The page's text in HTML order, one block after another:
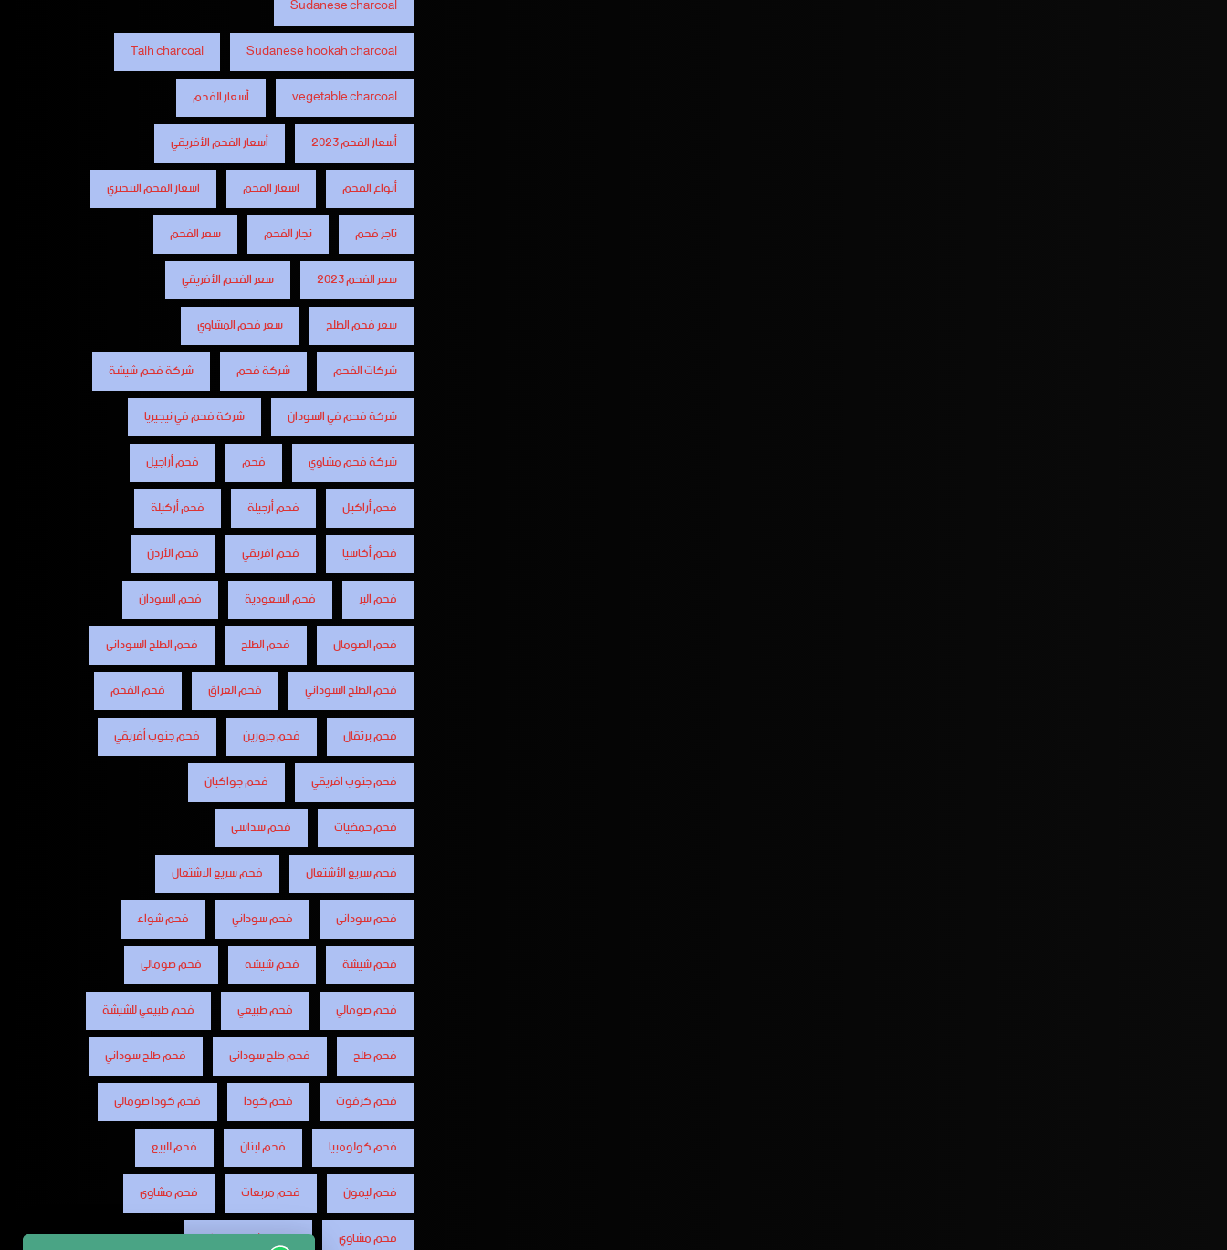
Sudanese charcoal
Sudanese hookah charcoal
Talh charcoal
vegetable charcoal
أسعار الفحم
أسعار الفحم 2023
أسعار الفحم الأفريقي
أنواع الفحم
اسعار الفحم
اسعار الفحم النيجيري
تاجر فحم
تجار الفحم
سعر الفحم
سعر الفحم 2023
سعر الفحم الأفريقي
سعر فحم الطلح
سعر فحم المشاوي
شركات الفحم
شركة فحم
شركة فحم شيشة
شركة فحم في السودان
شركة فحم في نيجيريا
شركة فحم مشاوي
فحم
فحم أراجيل
فحم أراكيل
فحم أرجيلة
فحم أركيلة
فحم أكاسيا
فحم افريقي
فحم الأردن
فحم البر
فحم السعودية
فحم السودان
فحم الصومال
فحم الطلح
فحم الطلح السودانى
فحم الطلح السوداني
فحم العراق
فحم الفحم
فحم برتقال
فحم جزورين
فحم جنوب أفريقي
فحم جنوب افريقي
فحم جواكيان
فحم حمضيات
فحم سداسي
فحم سريع الأشتعال
فحم سريع الاشتعال
فحم سودانى
فحم سوداني
فحم شواء
فحم شيشة
فحم شيشه
فحم صومالى
فحم صومالي
فحم طبيعي
فحم طبيعي للشيشة
فحم طلح
فحم طلح سودانى
فحم طلح سوداني
فحم كرفوت
فحم كودا
فحم كودا صومالى
فحم كولومبيا
فحم لبنان
فحم للبيع
فحم ليمون
فحم مربعات
فحم مشاوى
فحم مشاوي
فحم مشاوي سوداني